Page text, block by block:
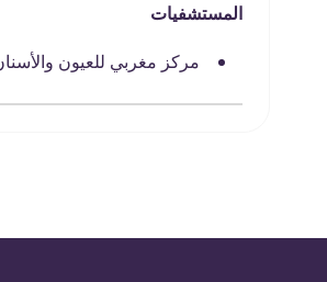
المستشفيات
مركز مغربي للعيون